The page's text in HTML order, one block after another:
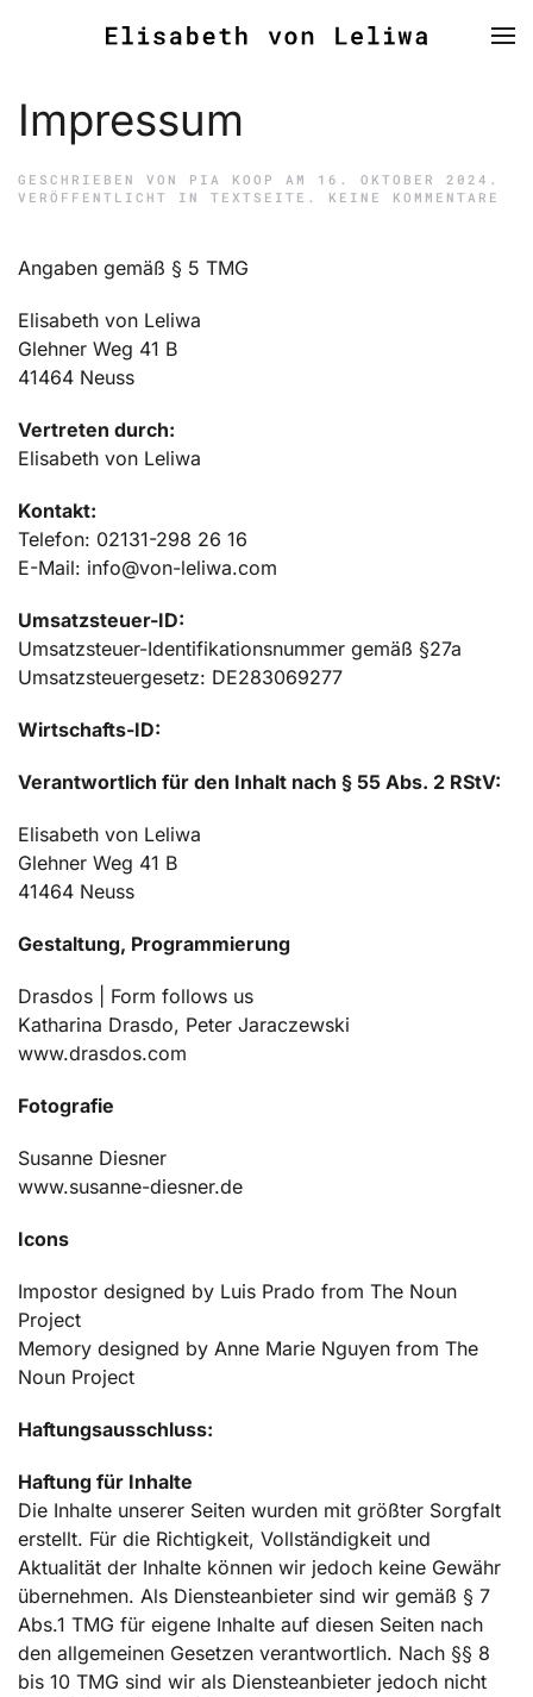
Impressum
GESCHRIEBEN VON PIA KOOP AM 16. OKTOBER 2024 .
VERÖFFENTLICHT IN TEXTSEITE . KEINE KOMMENTARE
Angaben gemäß § 5 TMG
Elisabeth von Leliwa
Glehner Weg 41 B
41464 Neuss
Vertreten durch:
Elisabeth von Leliwa
Kontakt:
Telefon: 02131-298 26 16
E-Mail: info@von-leliwa.com
Umsatzsteuer-ID:
Umsatzsteuer-Identifikationsnummer gemäß §27a
Umsatzsteuergesetz: DE283069277
Wirtschafts-ID:
Verantwortlich für den Inhalt nach § 55 Abs. 2 RStV:
Elisabeth von Leliwa
Glehner Weg 41 B
41464 Neuss
Gestaltung, Programmierung
Drasdos | Form follows us
Katharina Drasdo, Peter Jaraczewski
www.drasdos.com
Fotografie
Susanne Diesner
www.susanne-diesner.de
Icons
Impostor designed by Luis Prado from The Noun
Project
Memory designed by Anne Marie Nguyen from The
Noun Project
Haftungsausschluss:
Haftung für Inhalte
Die Inhalte unserer Seiten wurden mit größter Sorgfalt
erstellt. Für die Richtigkeit, Vollständigkeit und
Aktualität der Inhalte können wir jedoch keine Gewähr
übernehmen. Als Diensteanbieter sind wir gemäß § 7
Abs.1 TMG für eigene Inhalte auf diesen Seiten nach
den allgemeinen Gesetzen verantwortlich. Nach §§ 8
bis 10 TMG sind wir als Diensteanbieter jedoch nicht